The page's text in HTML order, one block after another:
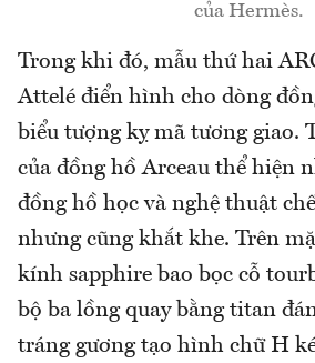
của Hermès.
Trong khi đó, mẫu thứ hai
Attelé điển hình cho dòng
biểu tượng kỵ mã tương giao.
của đồng hồ Arceau thể hiện
đồng hồ học và nghệ thuật
nhưng cũng khắt khe. Trên
kính sapphire bao bọc cỗ
bộ ba lồng quay bằng titan
tráng gương tạo hình chữ H